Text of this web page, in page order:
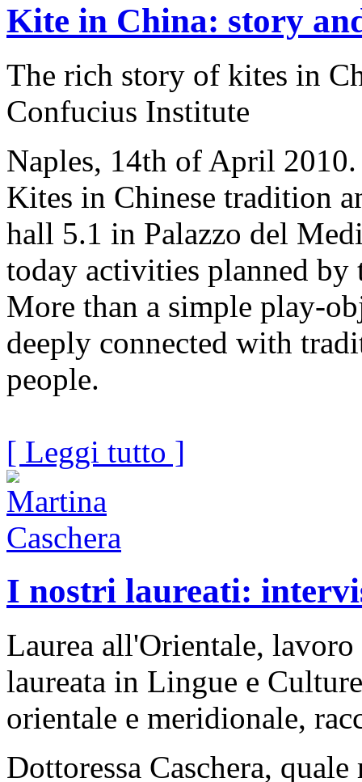
Kite in China: story
The rich story of kites in
Confucius Institute
Naples, 14th of April
Kites in Chinese tradition
hall 5.1 in Palazzo del
today activities planned
More than a simple play-
deeply connected with
people.
[ Leggi tutto ]
I nostri laureati:
Laurea all'Orientale,
laureata in Lingue e
orientale e meridionale,
Dottoressa Caschera,